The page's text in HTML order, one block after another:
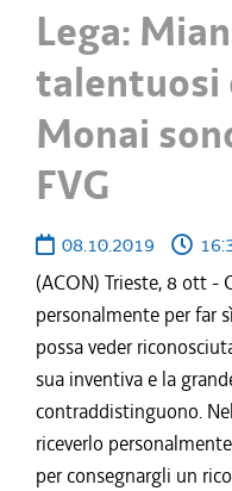
Lega:
talentuosi
Monai
FVG
08.10.2019
(ACON) Trieste, 8 ott
personalmente per far
possa veder
sua inventiva e la
contraddistinguono.
riceverlo
per consegnargli un